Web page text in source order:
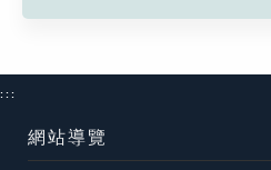
:::
網站導覽